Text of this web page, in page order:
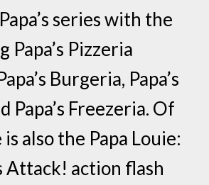
series with the
Papa’s Pizzeria
Burgeria, Papa’s
Papa’s Freezeria. Of
also the Papa Louie:
Attack! action flash